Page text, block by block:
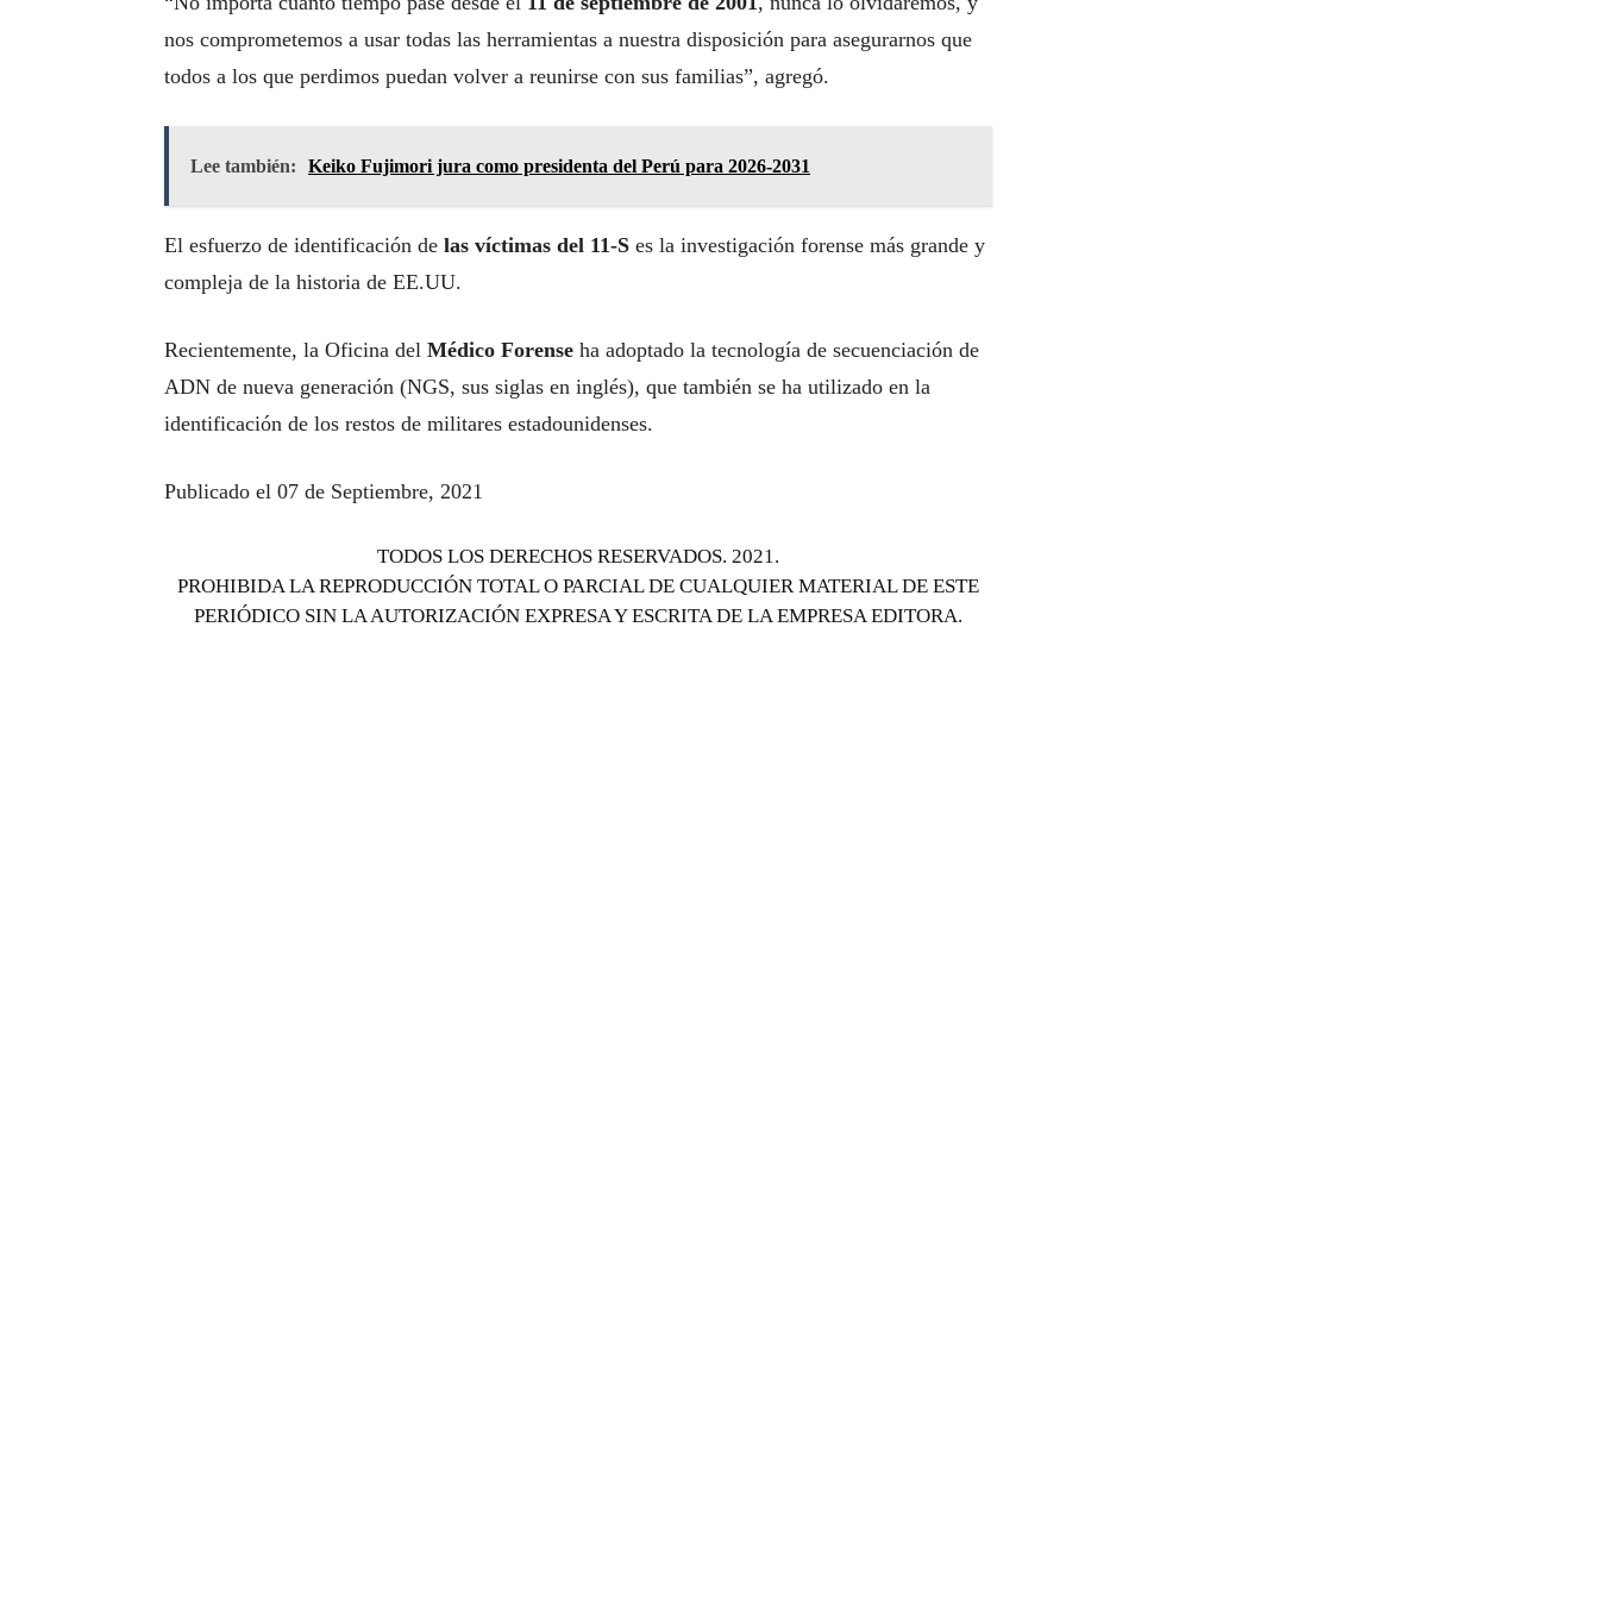
nos comprometemos a usar todas las herramientas a nuestra disposición para asegurarnos que
todos a los que perdimos puedan volver a reunirse con sus familias”, agregó.
Lee también: Keiko Fujimori jura como presidenta del Perú para 2026-2031
El esfuerzo de identificación de las víctimas del 11-S es la investigación forense más grande y
compleja de la historia de EE.UU.
Recientemente, la Oficina del Médico Forense ha adoptado la tecnología de secuenciación de
ADN de nueva generación (NGS, sus siglas en inglés), que también se ha utilizado en la
identificación de los restos de militares estadounidenses.
Publicado el 07 de Septiembre, 2021
TODOS LOS DERECHOS RESERVADOS. 2021.
PROHIBIDA LA REPRODUCCIÓN TOTAL O PARCIAL DE CUALQUIER MATERIAL DE ESTE
PERIÓDICO SIN LA AUTORIZACIÓN EXPRESA Y ESCRITA DE LA EMPRESA EDITORA.